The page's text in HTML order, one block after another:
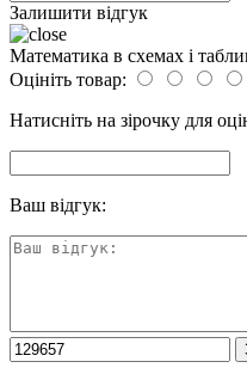
Залишити відгук
Математика в схемах і
Оцініть товар:
Натисніть на зірочку для
Ваш відгук: